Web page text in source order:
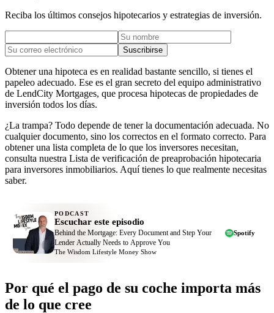
Reciba los últimos consejos hipotecarios y estrategias de inversión.
Suscribirse
Obtener una hipoteca es en realidad bastante sencillo, si tienes el
papeleo adecuado. Ese es el gran secreto del equipo administrativo
de LendCity Mortgages, que procesa hipotecas de propiedades de
inversión todos los días.
¿La trampa? Todo depende de tener la documentación adecuada. No
cualquier documento, sino los correctos en el formato correcto. Para
obtener una lista completa de lo que los inversores necesitan,
consulta nuestra Lista de verificación de preaprobación hipotecaria
para inversores inmobiliarios. Aquí tienes lo que realmente necesitas
saber.
PODCAST
Escuchar este episodio
Behind the Mortgage: Every Document and Step Your
Lender Actually Needs to Approve You
The Wisdom Lifestyle Money Show
Spotify
Por qué el pago de su coche importa más
de lo que cree